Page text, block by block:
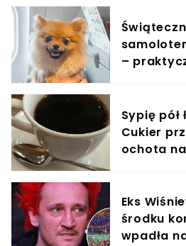
–
Sypię pół
Cukier
ochota
Eks
środku
wpadła